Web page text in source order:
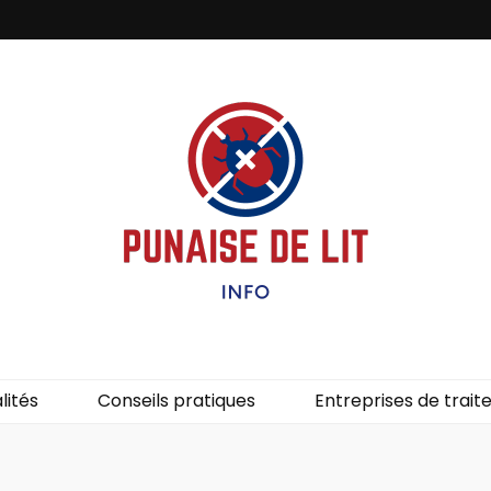
Conseils pratiques Entreprises de